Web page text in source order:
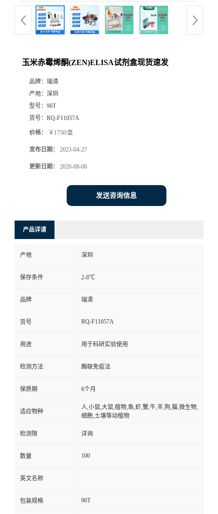
玉米赤霉烯酮(ZEN)ELISA试剂盒现货速发
品牌： 瑞清
产地： 深圳
型号： 96T
货号： RQ-F11057A
价格： ￥1750/盒
发布日期： 2023-04-27
更新日期： 2026-08-06
发送咨询信息
产品详请
产地 深圳
保存条件 2-8℃
品牌 瑞清
货号 RQ-F11057A
用途 用于科研实验使用
检测方法 酶联免疫法
保质期 6个月
适应物种
人,小鼠,大鼠,植物,鱼,虾,蟹,牛,羊,狗,猫,微生物,
细胞,土壤等动植物
检测限 详询
数量 100
英文名称
包装规格 96T